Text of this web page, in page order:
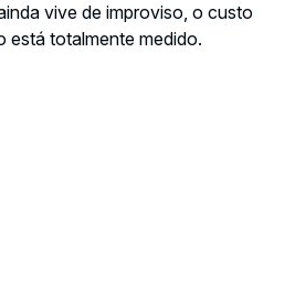
vive de improviso, o custo
está totalmente medido.